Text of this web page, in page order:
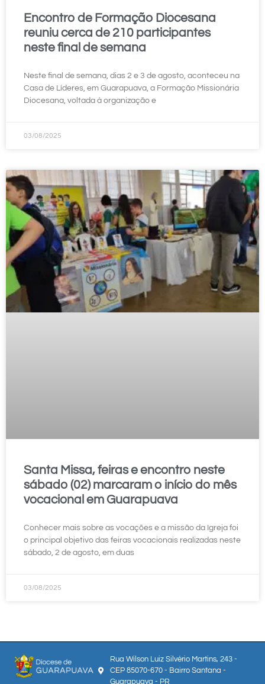
Encontro de Formação Diocesana
reuniu cerca de 210 participantes
neste final de semana
Neste final de semana, dias 2 e 3 de agosto, aconteceu na
Casa de Líderes, em Guarapuava, a Formação Missionária
Diocesana, voltada à organização e
03/08/2025
Santa Missa, feiras e encontro neste
sábado (02) marcaram o início do mês
vocacional em Guarapuava
Conhecer mais sobre as vocações e a missão da Igreja foi
o principal objetivo das feiras vocacionais realizadas neste
sábado, 2 de agosto, em duas
03/08/2025
Rua Wilson Luiz Silvério Martins, 243 -
CEP 85070-670 - Bairro Santana -
Guarapuava - PR